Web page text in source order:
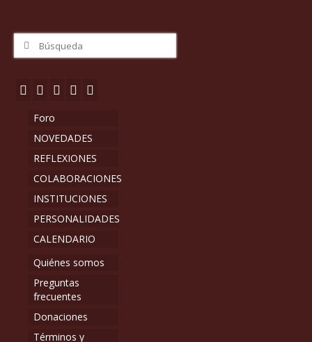
Buscar
Foro
NOVEDADES
REFLEXIONES
COLABORACIONES
INSTITUCIONES
PERSONALIDADES
CALENDARIO
Quiénes somos
Preguntas
frecuentes
Donaciones
Términos y